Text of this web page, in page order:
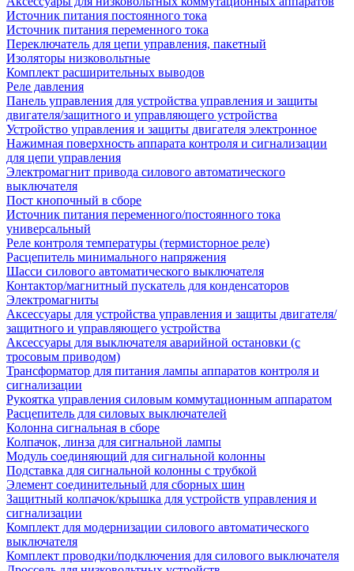
Источник питания постоянного тока
Источник питания переменного тока
Переключатель для цепи управления, пакетный
Изоляторы низковольтные
Комплект расширительных выводов
Реле давления
Панель управления для устройства управления и защиты
двигателя/защитного и управляющего устройства
Устройство управления и защиты двигателя электронное
Нажимная поверхность аппарата контроля и сигнализации
для цепи управления
Электромагнит привода силового автоматического
выключателя
Пост кнопочный в сборе
Источник питания переменного/постоянного тока
универсальный
Реле контроля температуры (термисторное реле)
Расцепитель минимального напряжения
Шасси силового автоматического выключателя
Контактор/магнитный пускатель для конденсаторов
Электромагниты
Аксессуары для устройства управления и защиты двигателя/
защитного и управляющего устройства
Аксессуары для выключателя аварийной остановки (с
тросовым приводом)
Трансформатор для питания лампы аппаратов контроля и
сигнализации
Рукоятка управления силовым коммутационным аппаратом
Расцепитель для силовых выключателей
Колонна сигнальная в сборе
Колпачок, линза для сигнальной лампы
Модуль соединяющий для сигнальной колонны
Подставка для сигнальной колонны с трубкой
Элемент соединительный для сборных шин
Защитный колпачок/крышка для устройств управления и
сигнализации
Комплект для модернизации силового автоматического
выключателя
Комплект проводки/подключения для силового выключателя